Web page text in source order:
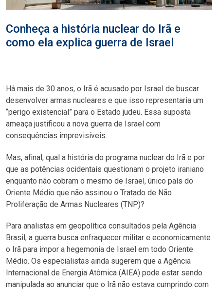
Conheça a história nuclear do Irã e
como ela explica guerra de Israel
Há mais de 30 anos, o Irã é acusado por Israel de buscar
desenvolver armas nucleares e que isso representaria um
“perigo existencial” para o Estado judeu. Essa suposta
ameaça justificou a nova guerra de Israel com
consequências imprevisíveis.
Mas, afinal, qual a história do programa nuclear do Irã e por
que as potências ocidentais questionam o projeto iraniano
enquanto não cobram o mesmo de Israel, único país do
Oriente Médio que não assinou o Tratado de Não
Proliferação de Armas Nucleares (TNP)?
Para analistas em geopolítica consultados pela Agência
Brasil, a guerra busca enfraquecer militar e economicamente
o Irã para impor a hegemonia de Israel em todo Oriente
Médio. Os especialistas ainda sugerem que a Agência
Internacional de Energia Atômica (AIEA) pode estar sendo
manipulada ao anunciar que o Irã não estava cumprindo com